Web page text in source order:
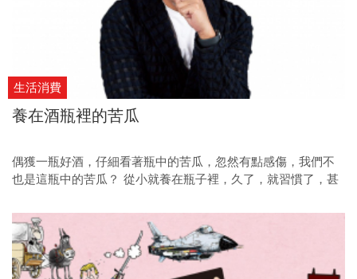
生活消費
養在酒瓶裡的苦瓜
偶獲一瓶好酒，仔細看著瓶中的苦瓜，忽然有點感傷，我們不
也是這瓶中的苦瓜？ 從小就養在瓶子裡，久了，就習慣了，甚